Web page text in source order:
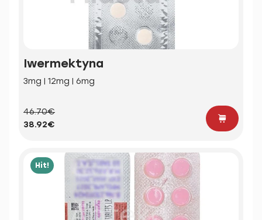
Iwermektyna
3mg | 12mg | 6mg
46.70€
38.92€
Hit!